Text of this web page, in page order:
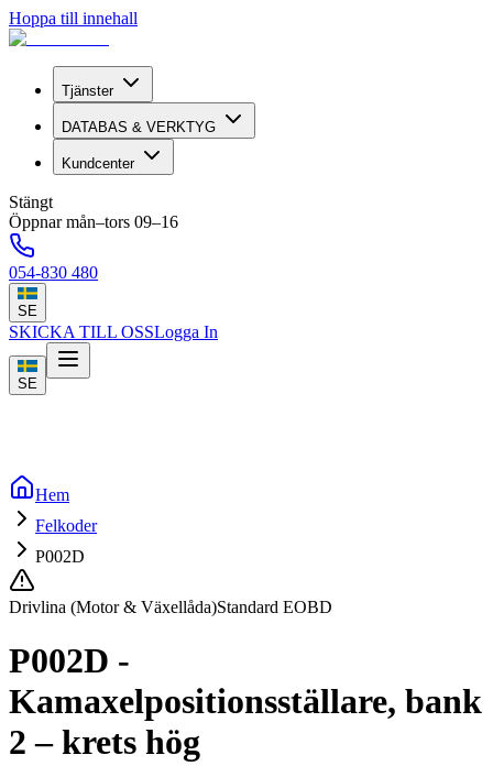
Hoppa till innehall
Tjänster
DATABAS & VERKTYG
Kundcenter
Stängt
Öppnar mån–tors 09–16
054-830 480
SE
SKICKA TILL OSSLogga In
SE
Hem
Felkoder
P002D
Drivlina (Motor & Växellåda)Standard EOBD
P002D -
Kamaxelpositionsställare, bank
2 – krets hög